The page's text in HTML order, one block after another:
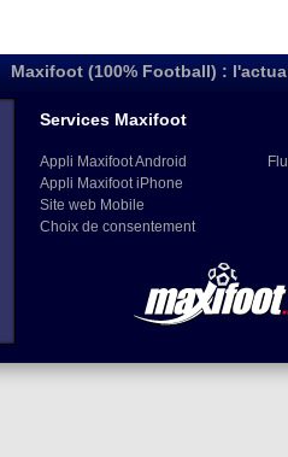
Maxifoot (100% Football) :
Services Maxifoot
Appli Maxifoot Android
Appli Maxifoot iPhone
Site web Mobile
Choix de consentement